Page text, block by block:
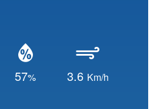
57% 3.6 Km/h